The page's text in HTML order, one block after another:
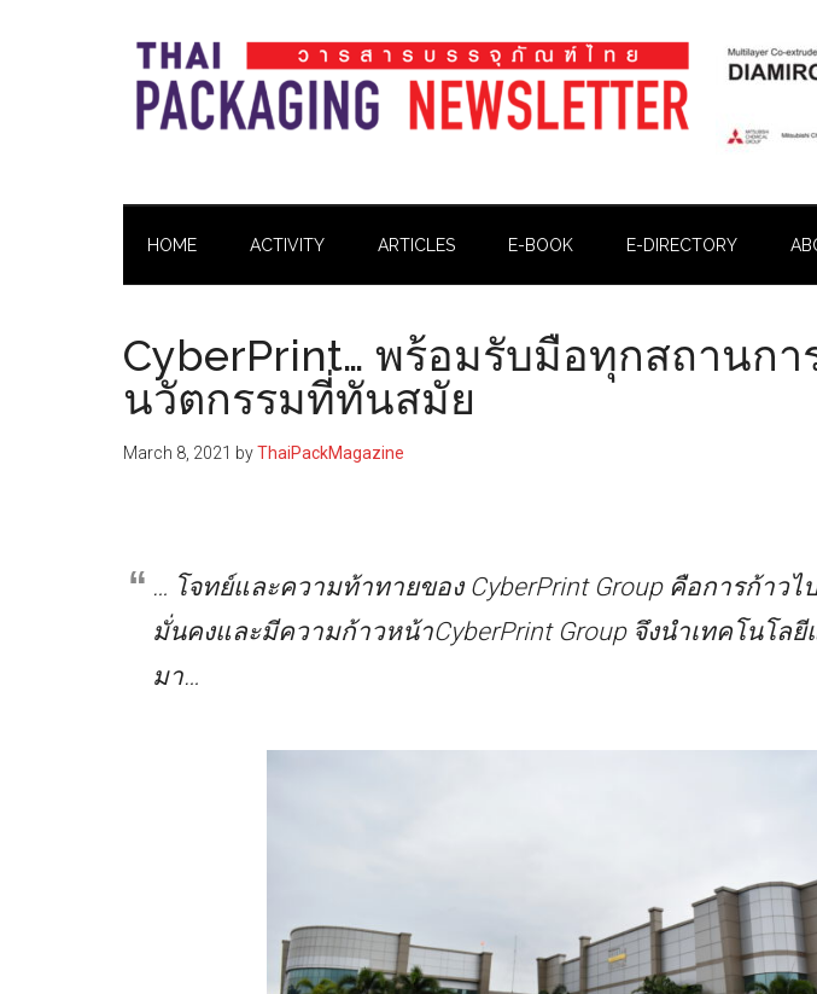
Pack
Magazine
HOME ACTIVITY ARTICLES E-BOOK E-DIRECTORY
CyberPrint… พร้อมรับมือทุกสถานก
นวัตกรรมที่ทันสมัย
March 8, 2021 byThaiPackMagazine
… โจทย์และความท้าทายของ CyberPrint Group คือการก้าวไ
มั่นคงและมีความก้าวหน้าCyberPrint Group จึงนำเทคโนโล
มา…